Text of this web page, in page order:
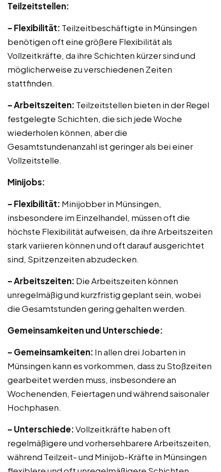
Teilzeitstellen:
– Flexibilität: Teilzeitbeschäftigte in Münsingen
benötigen oft eine größere Flexibilität als
Vollzeitkräfte, da ihre Schichten kürzer sind und
möglicherweise zu verschiedenen Zeiten
stattfinden.
– Arbeitszeiten: Teilzeitstellen bieten in der Regel
festgelegte Schichten, die sich jede Woche
wiederholen können, aber die
Gesamtstundenanzahl ist geringer als bei einer
Vollzeitstelle.
Minijobs:
– Flexibilität: Minijobber in Münsingen,
insbesondere im Einzelhandel, müssen oft die
höchste Flexibilität aufweisen, da ihre Arbeitszeiten
stark variieren können und oft darauf ausgerichtet
sind, Spitzenzeiten abzudecken.
– Arbeitszeiten: Die Arbeitszeiten können
unregelmäßig und kurzfristig geplant sein, wobei
die Gesamtstunden gering gehalten werden.
Gemeinsamkeiten und Unterschiede:
– Gemeinsamkeiten: In allen drei Jobarten in
Münsingen kann es vorkommen, dass zu Stoßzeiten
gearbeitet werden muss, insbesondere an
Wochenenden, Feiertagen und während saisonaler
Hochphasen.
– Unterschiede:Vollzeitkräfte haben oft
regelmäßigere und vorhersehbarere Arbeitszeiten,
während Teilzeit- und Minijob-Kräfte in Münsingen